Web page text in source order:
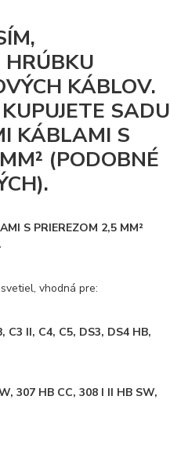
HRÚBKU
KÁBLOV.
SADU
KÁBLAMI S
(PODOBNÉ
S PRIEREZOM 2,5 MM²
vhodná pre:
C3 II, C4, C5, DS3, DS4 HB,
307 HB CC, 308 I II HB SW,